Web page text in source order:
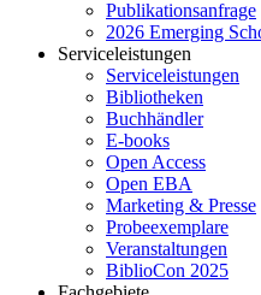
Publikationsanfrage
2026 Emerging
Serviceleistungen
Serviceleistungen
Bibliotheken
Buchhändler
E-books
Open Access
Open EBA
Marketing & Presse
Probeexemplare
Veranstaltungen
BiblioCon 2025